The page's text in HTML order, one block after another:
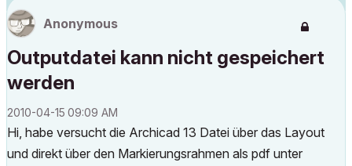
Anonymous
Outputdatei kann nicht gespeichert
werden
‎2010-04-15 09:09 AM
Hi, habe versucht die Archicad 13 Datei über das Layout
und direkt über den Markierungsrahmen als pdf unter